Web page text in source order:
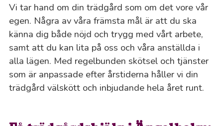
Vi tar hand om din trädgård som om det vore vår
egen. Några av våra främsta mål är att du ska
känna dig både nöjd och trygg med vårt arbete,
samt att du kan lita på oss och våra anställda i
alla lägen. Med regelbunden skötsel och tjänster
som är anpassade efter årstiderna håller vi din
trädgård välskött och inbjudande hela året runt.